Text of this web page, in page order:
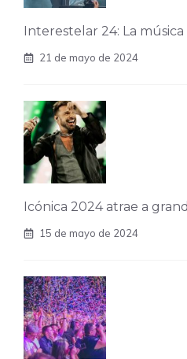
Interestelar 24: La
21 de mayo de 2024
Icónica 2024 atrae a
15 de mayo de 2024